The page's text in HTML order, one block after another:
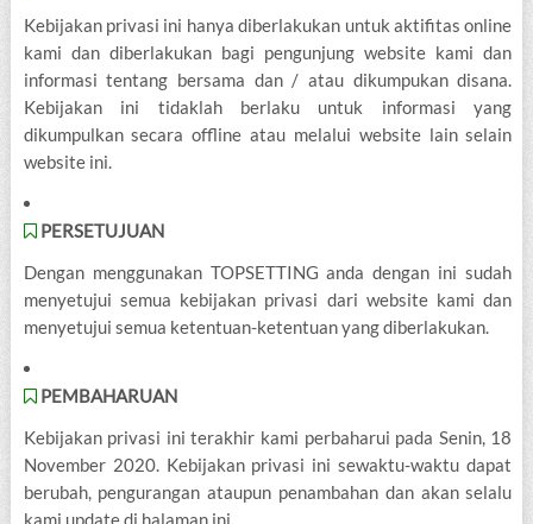
Kebijakan privasi ini hanya diberlakukan untuk aktifitas online
kami dan diberlakukan bagi pengunjung website kami dan
informasi tentang bersama dan / atau dikumpukan disana.
Kebijakan ini tidaklah berlaku untuk informasi yang
dikumpulkan secara offline atau melalui website lain selain
website ini.
PERSETUJUAN
Dengan menggunakan TOPSETTING anda dengan ini sudah
menyetujui semua kebijakan privasi dari website kami dan
menyetujui semua ketentuan-ketentuan yang diberlakukan.
PEMBAHARUAN
Kebijakan privasi ini terakhir kami perbaharui pada Senin, 18
November 2020. Kebijakan privasi ini sewaktu-waktu dapat
berubah, pengurangan ataupun penambahan dan akan selalu
kami update di halaman ini.